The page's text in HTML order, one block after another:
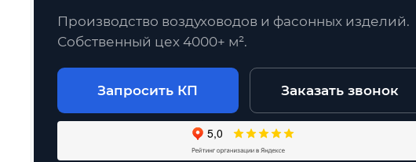
Производство воздуховодов и фасонных изделий.
Собственный цех 4000+ м².
Запросить КП Заказать звонок